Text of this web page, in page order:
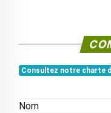
Consultez notre charte
Nom